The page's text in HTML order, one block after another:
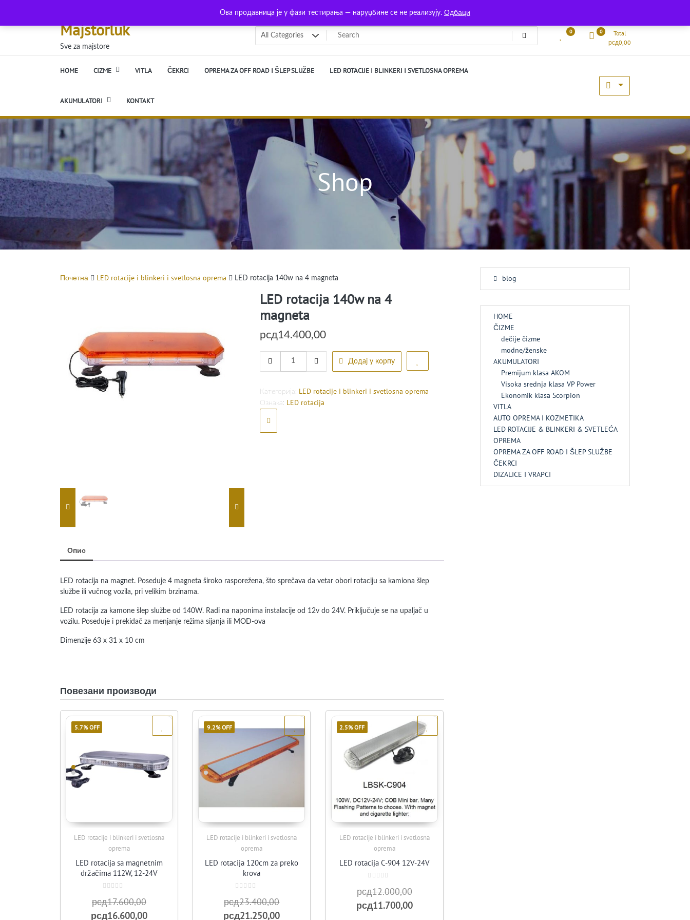
Ова продавница је у фази тестирања — наруџбине се не реализују. Одбаци
content
Majstorluk
Sve za majstore
0 0
Total
рсд0,00
HOME CIZME VITLA ČEKRCI OPREMA ZA OFF ROAD I ŠLEP SLUŽBE LED ROTACIJE I BLINKERI I SVETLOSNA OPREMA
AKUMULATORI KONTAKT
Shop
Почетна LED rotacije i blinkeri i svetlosna oprema LED rotacija 140w na 4 magneta
LED rotacija 140w na 4
magneta
рсд14.400,00
Додај у корпу
Категорија: LED rotacije i blinkeri i svetlosna oprema
Ознака: LED rotacija
Опис
LED rotacija na magnet. Poseduje 4 magneta široko rasporežena, što sprečava da vetar obori rotaciju sa kamiona šlep
službe ili vučnog vozila, pri velikim brzinama.
LED rotacija za kamone šlep službe od 140W. Radi na naponima instalacije od 12v do 24V. Priključuje se na upaljač u
vozilu. Poseduje i prekidač za menjanje režima sijanja ili MOD-ova
Dimenzije 63 x 31 x 10 cm
Повезани производи
5.7% OFF
Quick View
LED rotacije i blinkeri i svetlosna
oprema
LED rotacija sa magnetnim
držačima 112W, 12-24V
са
0
од
рсд17.600,00Оригинална
цена
рсд16.600,00Тренутна
9.2% OFF
Quick View
LED rotacije i blinkeri i svetlosna
oprema
LED rotacija 120cm za preko
krova
са
0
од
рсд23.400,00Оригинална
цена
рсд21.250,00Тренутна
2.5% OFF
Quick View
LED rotacije i blinkeri i svetlosna
oprema
LED rotacija C-904 12V-24V
са
0
од
5
рсд12.000,00Оригинална
цена
рсд11.700,00Тренутна
blog
HOME
ČIZME
dečije čizme
modne/ženske
AKUMULATORI
Premijum klasa AKOM
Visoka srednja klasa VP Power
Ekonomik klasa Scorpion
VITLA
AUTO OPREMA I KOZMETIKA
LED ROTACIJE & BLINKERI & SVETLEĆA
OPREMA
OPREMA ZA OFF ROAD I ŠLEP SLUŽBE
ČEKRCI
DIZALICE I VRAPCI